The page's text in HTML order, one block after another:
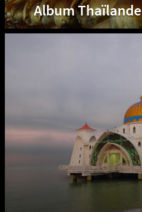
Album Thaïlande